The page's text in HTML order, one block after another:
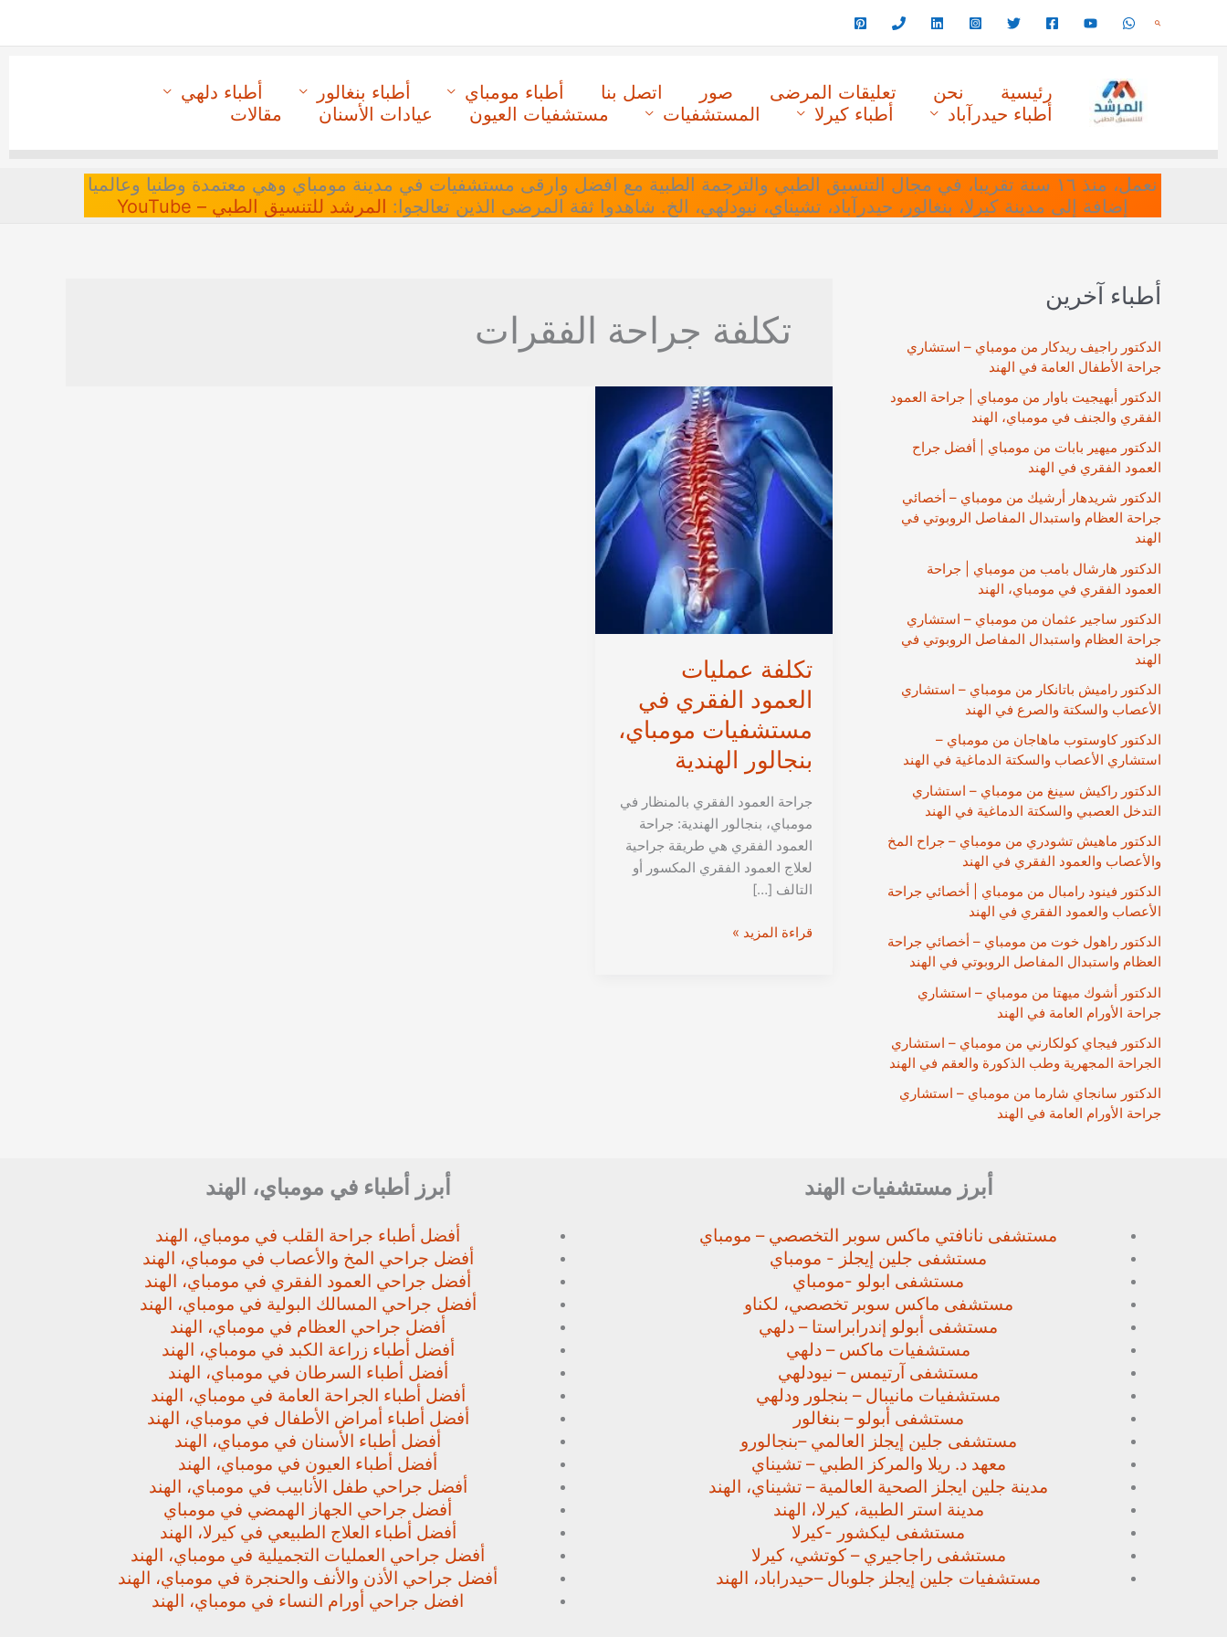
البحث
رئيسية نحن تعليقات المرضى صور اتصل بنا أطباء مومباي أطباء بنغالور
أطباء دلهي
أطباء حيدرآباد
أطباء كيرلا المستشفيات مستشفيات العيون عيادات الأسنان مقالات
نعمل، منذ ١٦ سنة تقريبا، في مجال التنسيق الطبي والترجمة الطبية مع افضل وارقى مستشفيات في مدينة مومباي وهي معتمدة وطنيا وعالميا
إضافة إلى مدينة كيرلا، بنغالور، حيدرآباد، تشيناي، نيودلهي، الخ. شاهدوا ثقة المرضى الذين تعالجوا: المرشد للتنسيق الطبي – YouTube
أطباء آخرين
الدكتور راجيف ريدكار من مومباي – استشاري
جراحة الأطفال العامة في الهند
الدكتور أبهيجيت باوار من مومباي | جراحة العمود
الفقري والجنف في مومباي، الهند
الدكتور ميهير بابات من مومباي | أفضل جراح
العمود الفقري في الهند
الدكتور شريدهار أرشيك من مومباي – أخصائي
جراحة العظام واستبدال المفاصل الروبوتي في
الهند
الدكتور هارشال بامب من مومباي | جراحة
العمود الفقري في مومباي، الهند
الدكتور ساجير عثمان من مومباي – استشاري
جراحة العظام واستبدال المفاصل الروبوتي في
الهند
الدكتور راميش باتانكار من مومباي – استشاري
الأعصاب والسكتة والصرع في الهند
الدكتور كاوستوب ماهاجان من مومباي –
استشاري الأعصاب والسكتة الدماغية في الهند
الدكتور راكيش سينغ من مومباي – استشاري
التدخل العصبي والسكتة الدماغية في الهند
الدكتور ماهيش تشودري من مومباي – جراح المخ
والأعصاب والعمود الفقري في الهند
الدكتور فينود رامبال من مومباي | أخصائي جراحة
الأعصاب والعمود الفقري في الهند
الدكتور راهول خوت من مومباي – أخصائي جراحة
العظام واستبدال المفاصل الروبوتي في الهند
الدكتور أشوك ميهتا من مومباي – استشاري
جراحة الأورام العامة في الهند
الدكتور فيجاي كولكارني من مومباي – استشاري
الجراحة المجهرية وطب الذكورة والعقم في الهند
الدكتور سانجاي شارما من مومباي – استشاري
جراحة الأورام العامة في الهند
تكلفة جراحة الفقرات
تكلفة عمليات
العمود الفقري في
مستشفيات مومباي،
بنجالور الهندية
جراحة العمود الفقري بالمنظار في
مومباي، بنجالور الهندية: جراحة
العمود الفقري هي طريقة جراحية
لعلاج العمود الفقري المكسور أو
التالف […]
تكلفة
قراءة المزيد »
أبرز مستشفيات الهند
مستشفى نانافتي ماكس سوبر التخصصي – مومباي
مستشفى جلين إيجلز - مومباي
مستشفى ابولو -مومباي
مستشفى ماكس سوبر تخصصي، لكناو
مستشفى أبولو إندرابراستا – دلهي
مستشفيات ماكس – دلهي
مستشفى آرتيمس – نيودلهي
مستشفيات مانيبال – بنجلور ودلهي
مستشفى أبولو – بنغالور
مستشفى جلين إيجلز العالمي –بنجالورو
معهد د. ريلا والمركز الطبي – تشيناي
مدينة جلين ايجلز الصحية العالمية – تشيناي، الهند
مدينة استر الطبية، كيرلا، الهند
مستشفى ليكشور -كيرلا
مستشفى راجاجيري – كوتشي، كيرلا
مستشفيات جلين إيجلز جلوبال –حيدراباد، الهند
أبرز أطباء في مومباي، الهند
أفضل أطباء جراحة القلب في مومباي، الهند
أفضل جراحي المخ والأعصاب في مومباي، الهند
أفضل جراحي العمود الفقري في مومباي، الهند
أفضل جراحي المسالك البولية في مومباي، الهند
أفضل جراحي العظام في مومباي، الهند
أفضل أطباء زراعة الكبد في مومباي، الهند
أفضل أطباء السرطان في مومباي، الهند
أفضل أطباء الجراحة العامة في مومباي، الهند
أفضل أطباء أمراض الأطفال في مومباي، الهند
أفضل أطباء الأسنان في مومباي، الهند
أفضل أطباء العيون في مومباي، الهند
أفضل جراحي طفل الأنابيب في مومباي، الهند
أفضل جراحي الجهاز الهمضي في مومباي
أفضل أطباء العلاج الطبيعي في كيرلا، الهند
أفضل جراحي العمليات التجميلية في مومباي، الهند
أفضل جراحي الأذن والأنف والحنجرة في مومباي، الهند
افضل جراحي أورام النساء في مومباي، الهند